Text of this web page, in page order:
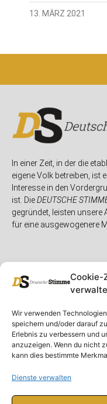
Cookie-
Wir verwenden
speichern und/oder darauf
Erlebnis zu verbessern und
anzuzeigen. Wenn du nicht
kann dies bestimmte
Dienste verwalten
13. MÄRZ 2021
In einer Zeit, in der die
eigene Volk betreiben, ist
Interesse in den
ist. DieDEUTSCHE
gegründet, leisten
für eine ausgewogenere
Unser Magazin
Spenden
Ausgaben
Abonnieren